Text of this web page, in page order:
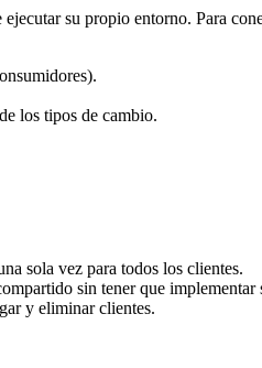
su propio entorno. Para
los tipos de cambio.
sola vez para todos los clientes.
sin tener que
y eliminar clientes.